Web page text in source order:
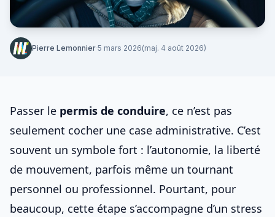
Pierre Lemonnier·5 mars 2026(maj. 4 août 2026)
Passer le permis de conduire, ce n’est pas
seulement cocher une case administrative. C’est
souvent un symbole fort : l’autonomie, la liberté
de mouvement, parfois même un tournant
personnel ou professionnel. Pourtant, pour
beaucoup, cette étape s’accompagne d’un stress